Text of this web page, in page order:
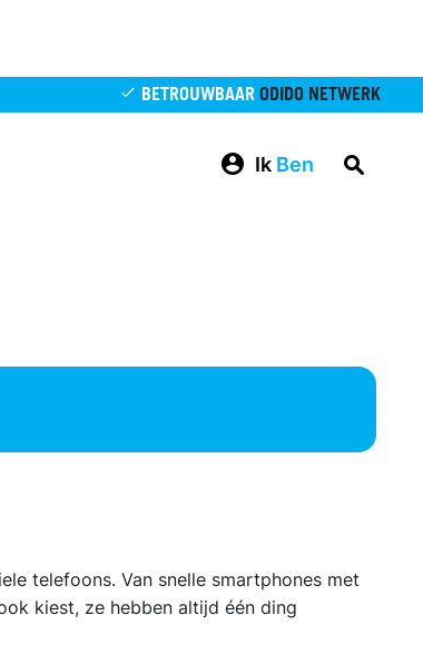
BETROUWBAAR ODIDO NETWERK
Ik Ben
telefoons. Van snelle smartphones met
kiest, ze hebben altijd één ding